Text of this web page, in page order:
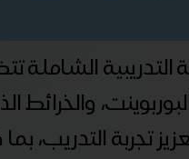
التدريبية
تجربة التدريب،